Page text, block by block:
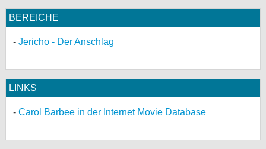
BEREICHE
Jericho - Der Anschlag
LINKS
Carol Barbee in der Internet Movie Database